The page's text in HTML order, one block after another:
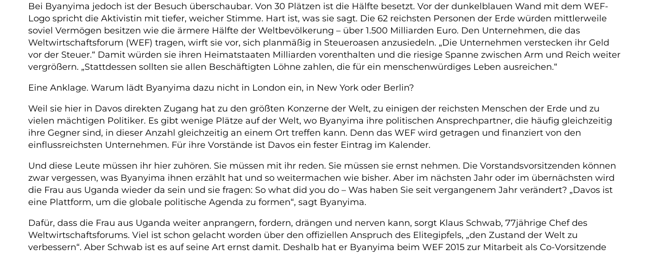
Bei Byanyima jedoch ist der Besuch überschaubar. Von 30 Plätzen ist die Hälfte besetzt. Vor der dunkelblauen Wand mit dem WEF-
Logo spricht die Aktivistin mit tiefer, weicher Stimme. Hart ist, was sie sagt. Die 62 reichsten Personen der Erde würden mittlerweile
soviel Vermögen besitzen wie die ärmere Hälfte der Weltbevölkerung – über 1.500 Milliarden Euro. Den Unternehmen, die das
Weltwirtschaftsforum (WEF) tragen, wirft sie vor, sich planmäßig in Steueroasen anzusiedeln. „Die Unternehmen verstecken ihr Geld
vor der Steuer.“ Damit würden sie ihren Heimatstaaten Milliarden vorenthalten und die riesige Spanne zwischen Arm und Reich weiter
vergrößern. „Stattdessen sollten sie allen Beschäftigten Löhne zahlen, die für ein menschenwürdiges Leben ausreichen.“
Eine Anklage. Warum lädt Byanyima dazu nicht in London ein, in New York oder Berlin?
Weil sie hier in Davos direkten Zugang hat zu den größten Konzerne der Welt, zu einigen der reichsten Menschen der Erde und zu
vielen mächtigen Politiker. Es gibt wenige Plätze auf der Welt, wo Byanyima ihre politischen Ansprechpartner, die häufig gleichzeitig
ihre Gegner sind, in dieser Anzahl gleichzeitig an einem Ort treffen kann. Denn das WEF wird getragen und finanziert von den
einflussreichsten Unternehmen. Für ihre Vorstände ist Davos ein fester Eintrag im Kalender.
Und diese Leute müssen ihr hier zuhören. Sie müssen mit ihr reden. Sie müssen sie ernst nehmen. Die Vorstandsvorsitzenden können
zwar vergessen, was Byanyima ihnen erzählt hat und so weitermachen wie bisher. Aber im nächsten Jahr oder im übernächsten wird
die Frau aus Uganda wieder da sein und sie fragen: So what did you do – Was haben Sie seit vergangenem Jahr verändert? „Davos ist
eine Plattform, um die globale politische Agenda zu formen“, sagt Byanyima.
Dafür, dass die Frau aus Uganda weiter anprangern, fordern, drängen und nerven kann, sorgt Klaus Schwab, 77jährige Chef des
Weltwirtschaftsforums. Viel ist schon gelacht worden über den offiziellen Anspruch des Elitegipfels, „den Zustand der Welt zu
verbessern“. Aber Schwab ist es auf seine Art ernst damit. Deshalb hat er Byanyima beim WEF 2015 zur Mitarbeit als Co-Vorsitzende